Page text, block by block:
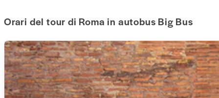
Orari del tour di Roma in autobus Big Bus